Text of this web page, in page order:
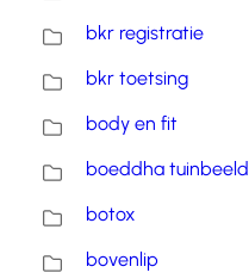
bkr registratie
bkr toetsing
body en fit
boeddha tuinbeeld
botox
bovenlip